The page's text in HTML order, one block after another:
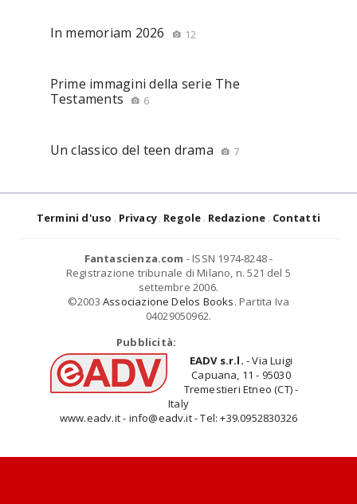
In memoriam 2026 12
Prime immagini della serie The
Testaments
6
Un classico del teen drama 7
Termini d'uso Privacy Regole Redazione Contatti
Fantascienza.com - ISSN 1974-8248 -
Registrazione tribunale di Milano, n. 521 del 5
settembre 2006.
©2003 Associazione Delos Books. Partita Iva
04029050962.
Pubblicità:
EADV s.r.l. - Via Luigi
Capuana, 11 - 95030
Tremestieri Etneo (CT) -
Italy
www.eadv.it - info@eadv.it - Tel: +39.0952830326